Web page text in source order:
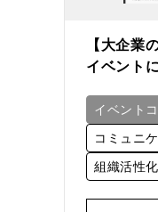
【大企業
イベント
イベント
コミュニ
組織活性化